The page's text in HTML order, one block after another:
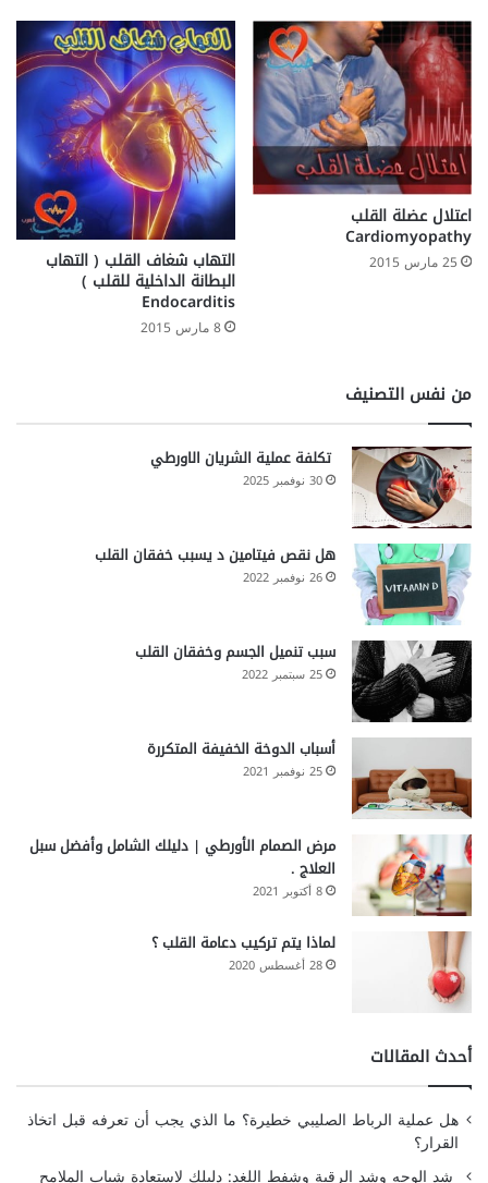
اعتلال عضلة القلب
Cardiomyopathy
25 مارس 2015 التهاب شغاف القلب ( التهاب
البطانة الداخلية للقلب )
Endocarditis
8 مارس 2015
من نفس التصنيف
تكلفة عملية الشريان الاورطي
30 نوفمبر 2025
هل نقص فيتامين د يسبب خفقان القلب
26 نوفمبر 2022
سبب تنميل الجسم وخفقان القلب
25 سبتمبر 2022
أسباب الدوخة الخفيفة المتكررة
25 نوفمبر 2021
مرض الصمام الأورطي | دليلك الشامل وأفضل سبل
العلاج .
8 أكتوبر 2021
لماذا يتم تركيب دعامة القلب ؟
28 أغسطس 2020
أحدث المقالات
هل عملية الرباط الصليبي خطيرة؟ ما الذي يجب أن تعرفه قبل اتخاذ
القرار؟
شد الوجه وشد الرقبة وشفط اللغد: دليلك لاستعادة شباب الملامح